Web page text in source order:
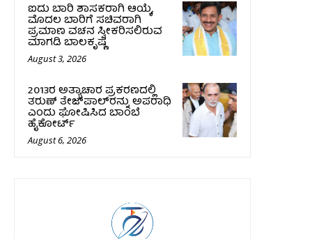
ಐದು ಬಾರಿ ಶಾಸಕರಾಗಿ ಆಯ್ಕೆ,
ಮೊದಲ ಬಾರಿಗೆ ಸಚಿವರಾಗಿ
ಪ್ರಮಾಣ ವಚನ ಸ್ವೀಕರಿಸಲಿರುವ
ಮಾಗಡಿ ಬಾಲಕೃಷ್ಣ
August 3, 2026
2013ರ ಅತ್ಯಾಚಾರ ಪ್ರಕರಣದಲ್ಲಿ
ತರುಣ್ ತೇಜ್‌ಪಾಲ್‌ರನ್ನು ಅಪರಾಧಿ
ಎಂದು ಘೋಷಿಸಿದ ಬಾಂಬೆ
ಹೈಕೋರ್ಟ್
August 6, 2026